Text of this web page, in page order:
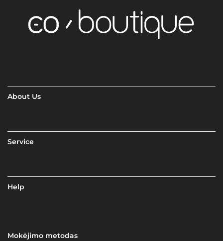
About Us
Service
Help
Mokėjimo metodas